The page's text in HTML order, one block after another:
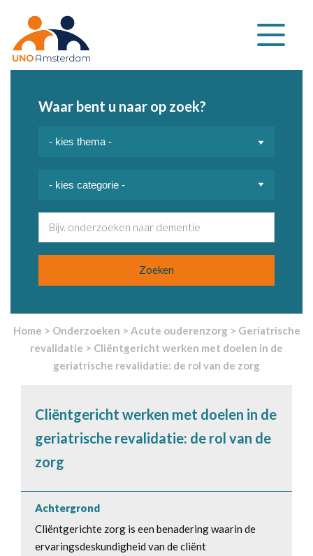
Klap
navigatie
Waar bent u naar op zoek?
Home > Onderzoeken > Acute ouderenzorg > Geriatrische
revalidatie > Cliëntgericht werken met doelen in de
geriatrische revalidatie: de rol van de zorg
Cliëntgericht werken met doelen in de
geriatrische revalidatie: de rol van de
zorg
Achtergrond
Cliëntgerichte zorg is een benadering waarin de
ervaringsdeskundigheid van de cliënt